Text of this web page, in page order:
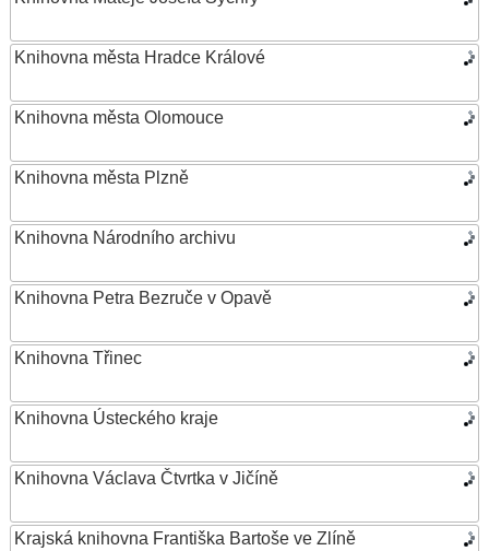
Knihovna města Hradce Králové
Knihovna města Olomouce
Knihovna města Plzně
Knihovna Národního archivu
Knihovna Petra Bezruče v Opavě
Knihovna Třinec
Knihovna Ústeckého kraje
Knihovna Václava Čtvrtka v Jičíně
Krajská knihovna Františka Bartoše ve Zlíně